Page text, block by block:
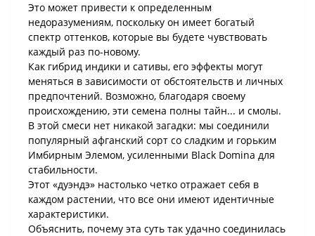
Это может привести к определенным
недоразумениям, поскольку он имеет богатый
спектр оттенков, которые вы будете чувствовать
каждый раз по-новому.
Как гибрид индики и сативы, его эффекты могут
меняться в зависимости от обстоятельств и личных
предпочтений. Возможно, благодаря своему
происхождению, эти семена полны тайн... и смолы.
В этой смеси нет никакой загадки: мы соединили
популярный афганский сорт со сладким и горьким
Имбирным Элемом, усиленными Black Domina для
стабильности.
Этот «дуэндэ» настолько четко отражает себя в
каждом растении, что все они имеют идентичные
характеристики.
Объяснить, почему эта суть так удачно соединилась